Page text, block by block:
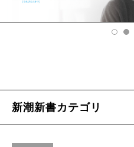
v
新潮新書カテゴリ